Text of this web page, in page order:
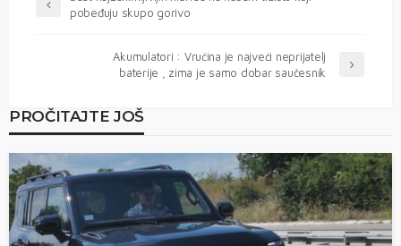
pobeđuju skupo gorivo
Akumulatori : Vrućina je najveći neprijatelj
baterije , zima je samo dobar saučesnik
PROČITAJTE JOŠ